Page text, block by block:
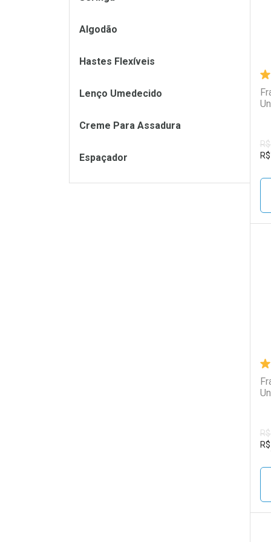
R$
R$
Algodão
Hastes Flexíveis
Lenço Umedecido
Creme Para Assadura
Espaçador